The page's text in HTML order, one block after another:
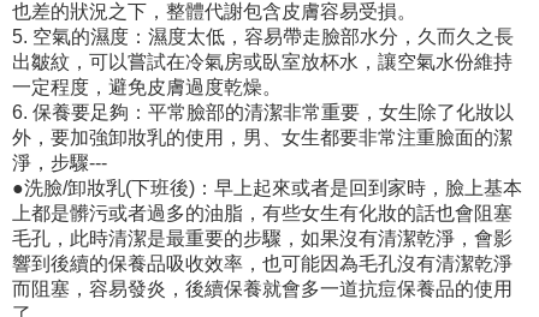
也差的狀況之下，整體代謝包含皮膚容易受損。
5. 空氣的濕度：濕度太低，容易帶走臉部水分，久而久之長
出皺紋，可以嘗試在冷氣房或臥室放杯水，讓空氣水份維持
一定程度，避免皮膚過度乾燥。
6. 保養要足夠：平常臉部的清潔非常重要，女生除了化妝以
外，要加強卸妝乳的使用，男、女生都要非常注重臉面的潔
淨，步驟---
●洗臉/卸妝乳(下班後)：早上起來或者是回到家時，臉上基本
上都是髒污或者過多的油脂，有些女生有化妝的話也會阻塞
毛孔，此時清潔是最重要的步驟，如果沒有清潔乾淨，會影
響到後續的保養品吸收效率，也可能因為毛孔沒有清潔乾淨
而阻塞，容易發炎，後續保養就會多一道抗痘保養品的使用